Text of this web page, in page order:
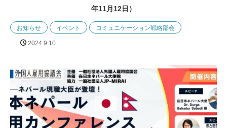
年11月12日）
お知らせ イベント コミュニケーション戦略部会
2024.9.10